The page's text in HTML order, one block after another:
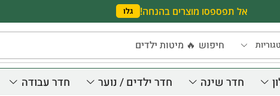
אל תפספסו מוצרים בהנחה! גלו
חיפוש 🔥 מיטות ילדים
חדר שינה חדר ילדים / נוער חדר עבודה